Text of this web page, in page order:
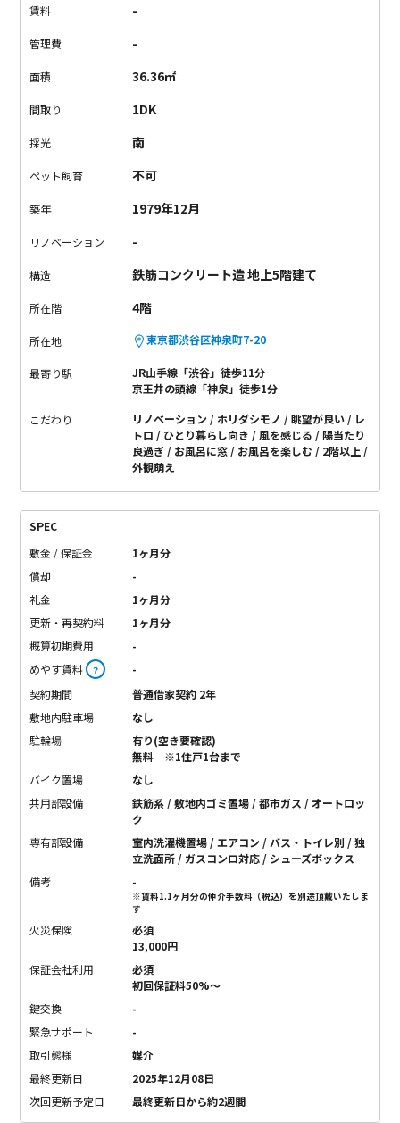
十分に住みやすそう。
かもしれませんが、それを補ってくれるお部屋の雰囲気と広
神泉なんてほとんど渋谷のような場所なので、もちろん渋谷駅
まで徒歩圏内。
アクセスも雰囲気も広さもいい大好きがたくさ
賃料 -
管理費 -
面積 36.36㎡
間取り 1DK
採光 南
ペット飼育 不可
築年 1979年12月
リノベーション -
構造 鉄筋コンクリート造 地上5階建て
所在階 4階
所在地 東京都渋谷区神泉町7-20
最寄り駅
JR山手線「渋谷」徒歩11分
京王井の頭線「神泉」徒歩1分
こだわり リノベーション ホリダシモノ 眺望が良い
レ
トロ
ひとり暮らし向き 風を感じる
陽当たり
良過ぎ
お風呂に窓 お風呂を楽しむ
2階以上
外観萌え
SPEC
敷金 / 保証金
1ヶ月分
償却
-
礼金
1ヶ月分
更新・再契約料
1ヶ月分
概算初期費用
-
めやす賃料 ？
-
契約期間
普通借家契約 2年
敷地内駐車場
なし
駐輪場
有り(空き要確認)
無料 ※1住戸1台まで
バイク置場
なし
共用部設備
鉄筋系 / 敷地内ゴミ置場 / 都市ガス / オートロッ
ク
専有部設備
室内洗濯機置場 / エアコン / バス・トイレ別 / 独
立洗面所 / ガスコンロ対応 / シューズボックス
備考
-
※賃料1.1ヶ月分の仲介手数料（税込）を別途頂戴いたしま
す
火災保険
必須
13,000円
保証会社利用
必須
初回保証料50%〜
鍵交換
-
緊急サポート
-
取引態様
媒介
最終更新日
2025年12月08日
次回更新予定日
最終更新日から約2週間